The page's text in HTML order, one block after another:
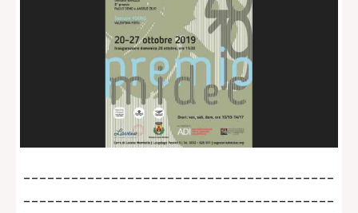
---------------------------------------
---------------------------------------